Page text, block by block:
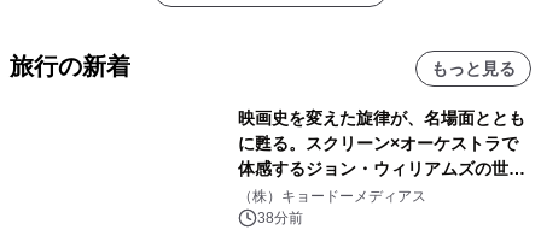
旅行の新着 もっと見る
映画史を変えた旋律が、名場面ととも
に甦る。スクリーン×オーケストラで
体感するジョン・ウィリアムズの世
界。ジョン・ウィリアムズ：シネマ・
スペクタキュラー・コンサート 開催決
（株）キョードーメディアス
38分前